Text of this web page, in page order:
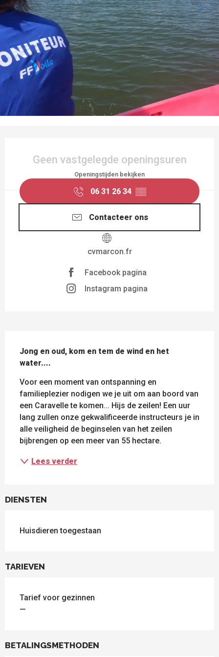
Geen vastgelegde openingsuren
Openingstijden bekijken
06 31 26 34 ▒▒
Contacteer ons
cvmarcon.fr
Facebook pagina
Instagram pagina
Jong en oud, kom en tem de wind en het
water....
Voor een moment van ontspanning en
familieplezier nodigen we je uit om aan boord van
een Caravelle te komen... Hijs de zeilen! Een uur
lang zullen onze gekwalificeerde instructeurs je in
alle veiligheid de beginselen van het zeilen
bijbrengen op een meer van 55 hectare.
Lees verder
DIENSTEN
Huisdieren toegestaan
TARIEVEN
Tarief voor gezinnen
—
BETALINGSMETHODEN